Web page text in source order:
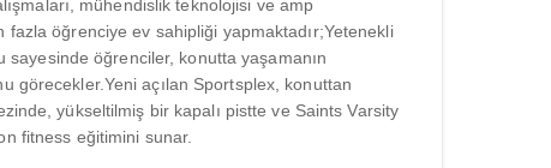
mühendislik teknolojisi ve amp
öğrenciye ev sahipliği yapmaktadır;Yetenekli
öğrenciler, konutta yaşamanın
görecekler.Yeni açılan Sportsplex, konuttan
yükseltilmiş bir kapalı pistte ve Saints Varsity
fitness eğitimini sunar.